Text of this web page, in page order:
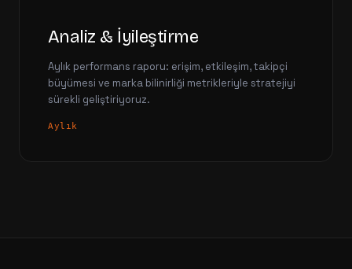
Analiz & İyileştirme
Aylık performans raporu: erişim, etkileşim, takipçi
büyümesi ve marka bilinirliği metrikleriyle stratejiyi
sürekli geliştiriyoruz.
Aylık